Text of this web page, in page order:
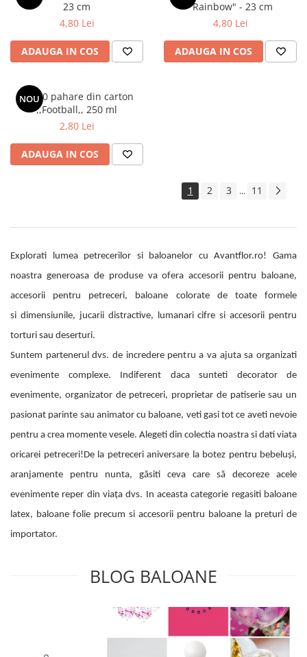
23 cm
4,80 Lei
ADAUGA IN COS
"Rainbow" - 23 cm
4,80 Lei
ADAUGA IN COS
NOU
Set 10 pahare din carton
,,Football,, 250 ml
2,80 Lei
ADAUGA IN COS
1 2 3 ... 11
Explorati lumea petrecerilor si baloanelor cu Avantflor.ro! Gama
noastra generoasa de produse va ofera accesorii pentru baloane,
accesorii pentru petreceri, baloane colorate de toate formele
si dimensiunile, jucarii distractive, lumanari cifre si accesorii pentru
torturi sau deserturi.
Suntem partenerul dvs. de incredere pentru a va ajuta sa organizati
evenimente complexe. Indiferent daca sunteti decorator de
evenimente, organizator de petreceri, proprietar de patiserie sau un
pasionat parinte sau animator cu baloane, veti gasi tot ce aveti nevoie
pentru a crea momente vesele. Alegeti din colectia noastra si dati viata
oricarei petreceri!De la petreceri aniversare la botez pentru bebeluși,
aranjamente pentru nunta, găsiti ceva care să decoreze acele
evenimente reper din viața dvs. In aceasta categorie regasiti baloane
latex, baloane folie precum si accesorii pentru baloane la preturi de
importator.
BLOG BALOANE